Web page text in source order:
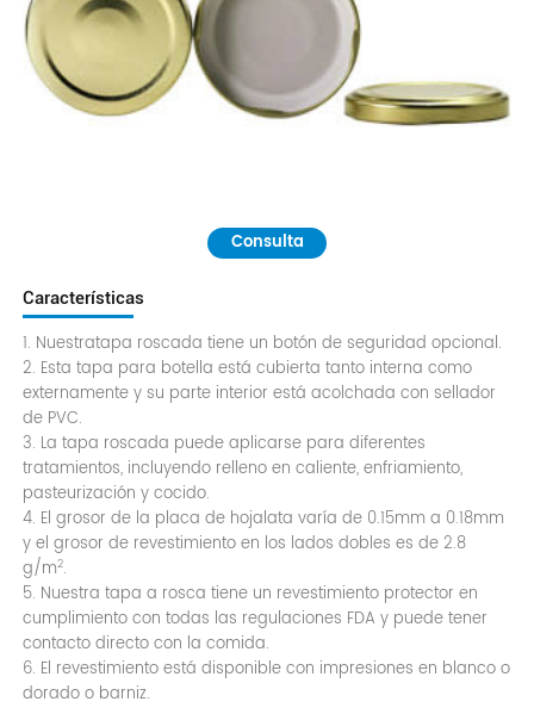
Consulta
Características
1. Nuestratapa roscada tiene un botón de seguridad opcional.
2. Esta tapa para botella está cubierta tanto interna como
externamente y su parte interior está acolchada con sellador
de PVC.
3. La tapa roscada puede aplicarse para diferentes
tratamientos, incluyendo relleno en caliente, enfriamiento,
pasteurización y cocido.
4. El grosor de la placa de hojalata varía de 0.15mm a 0.18mm
y el grosor de revestimiento en los lados dobles es de 2.8
g/m2.
5. Nuestra tapa a rosca tiene un revestimiento protector en
cumplimiento con todas las regulaciones FDA y puede tener
contacto directo con la comida.
6. El revestimiento está disponible con impresiones en blanco o
dorado o barniz.